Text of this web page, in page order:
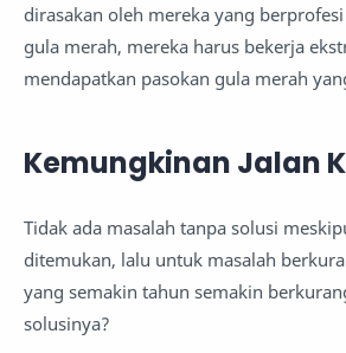
dirasakan oleh mereka yang
gula merah, mereka harus bekerja
mendapatkan pasokan gula merah
Kemungkinan Jalan
Tidak ada masalah tanpa solusi
ditemukan, lalu untuk masalah
yang semakin tahun semakin
solusinya?